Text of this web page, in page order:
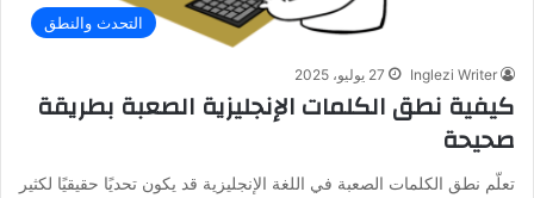
التحدث والنطق
Inglezi Writer 27 يوليو، 2025
كيفية نطق الكلمات الإنجليزية الصعبة بطريقة
صحيحة
تعلّم نطق الكلمات الصعبة في اللغة الإنجليزية قد يكون تحديًا حقيقيًا لكثير